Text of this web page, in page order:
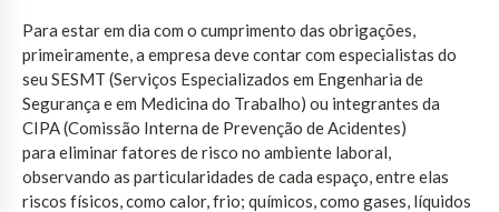
Para estar em dia com o cumprimento das obrigações,
primeiramente, a empresa deve contar com especialistas do
seu SESMT (Serviços Especializados em Engenharia de
Segurança e em Medicina do Trabalho) ou integrantes da
CIPA (Comissão Interna de Prevenção de Acidentes)
para eliminar fatores de risco no ambiente laboral,
observando as particularidades de cada espaço, entre elas
riscos físicos, como calor, frio; químicos, como gases, líquidos